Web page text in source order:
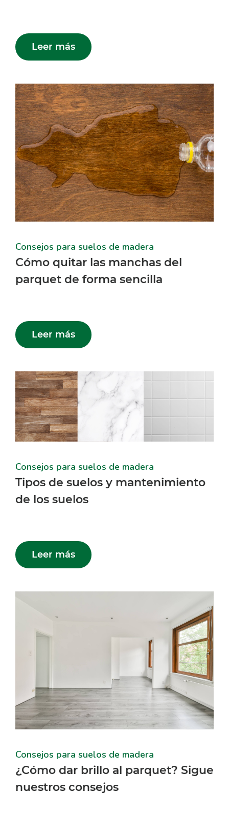
Leer más
Consejos para suelos de madera
Cómo quitar las manchas del
parquet de forma sencilla
Leer más
Consejos para suelos de madera
Tipos de suelos y mantenimiento
de los suelos
Leer más
Consejos para suelos de madera
¿Cómo dar brillo al parquet? Sigue
nuestros consejos